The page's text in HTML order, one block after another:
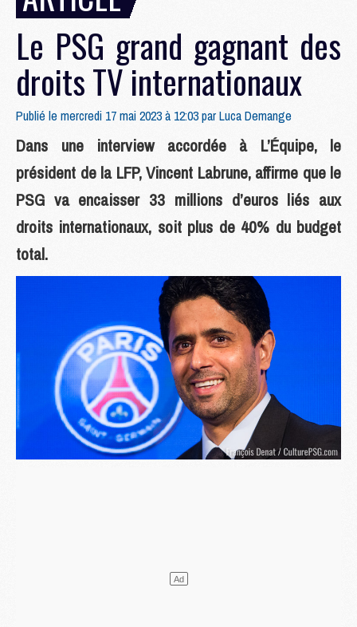
Le PSG grand gagnant des
droits TV internationaux
Publié le mercredi 17 mai 2023 à 12:03 parLuca Demange
Dans une interview accordée à L’Équipe, le
président de la LFP, Vincent Labrune, affirme que le
PSG va encaisser 33 millions d’euros liés aux
droits internationaux, soit plus de 40% du budget
total.